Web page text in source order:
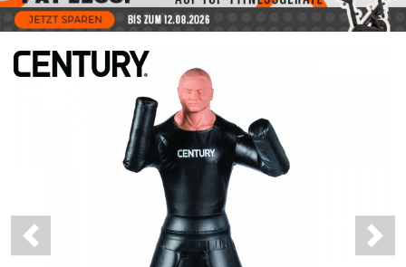
Previous Next